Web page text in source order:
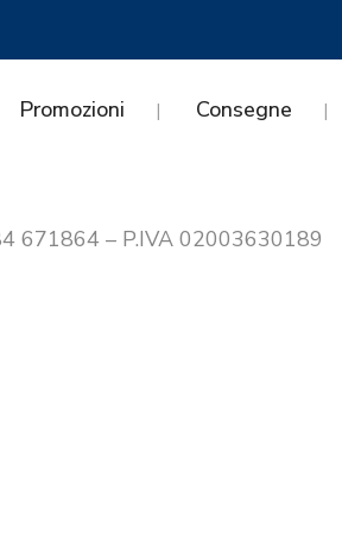
Promozioni Consegne
671864 – P.IVA 02003630189